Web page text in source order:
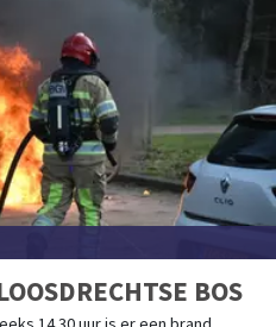
BOS